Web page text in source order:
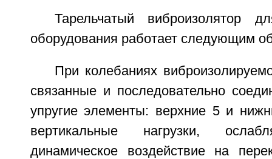
Тарельчатый виброизолятор
оборудования работает следующим
При колебаниях
связанные и последовательно
упругие элементы: верхние 5 и
вертикальные нагрузки,
динамическое воздействие на